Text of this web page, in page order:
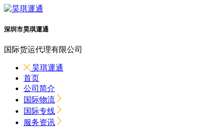
深圳市昊琪運通
国际货运代理有限公司
昊琪運通
首页
公司简介
国际物流
国际专线
服务资讯